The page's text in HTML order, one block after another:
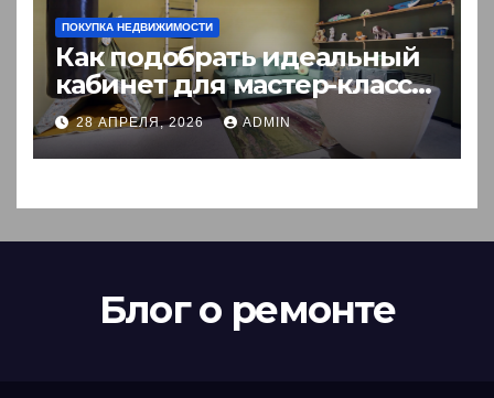
ПОКУПКА НЕДВИЖИМОСТИ
Как подобрать идеальный
кабинет для мастер-класса:
пошаговый гид
28 АПРЕЛЯ, 2026 ADMIN
Блог о ремонте